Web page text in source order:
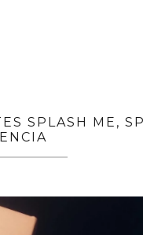
SPLASH ME,